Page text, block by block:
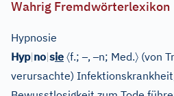
Wahrig Fremdwörterlexikon
Hypnosie
Hyp|no|sie 〈f.;–,–n; Med.〉 (von
verursachte)